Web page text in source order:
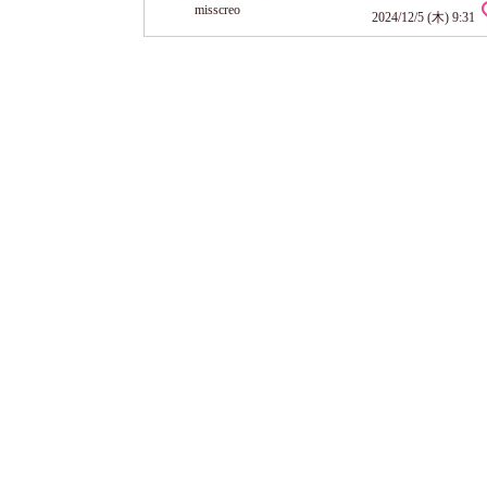
てて びっくりでしたが、 実はこの中に選びぬかれたビ
イルがぎゅって詰まってて これが弾けることで 重厚な
misscreo 2024/12/5 (木) 9:31